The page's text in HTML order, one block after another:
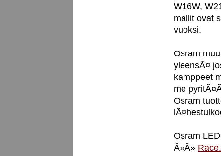
W16W,
mallit ovat
vuoksi.
Osram
yleensÃ¤
kamppeet
me
Osram
Osram
Â»Â»